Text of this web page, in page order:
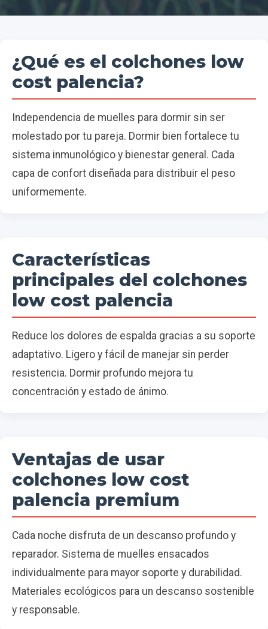
¿Qué es el colchones low
cost palencia?
Independencia de muelles para dormir sin ser
molestado por tu pareja. Dormir bien fortalece tu
sistema inmunológico y bienestar general. Cada
capa de confort diseñada para distribuir el peso
uniformemente.
Características
principales del colchones
low cost palencia
Reduce los dolores de espalda gracias a su soporte
adaptativo. Ligero y fácil de manejar sin perder
resistencia. Dormir profundo mejora tu
concentración y estado de ánimo.
Ventajas de usar
colchones low cost
palencia premium
Cada noche disfruta de un descanso profundo y
reparador. Sistema de muelles ensacados
individualmente para mayor soporte y durabilidad.
Materiales ecológicos para un descanso sostenible
y responsable.